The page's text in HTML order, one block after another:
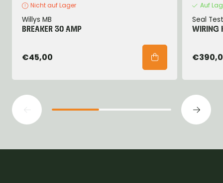
Nicht auf Lager
Willys MB
BREAKER 30 AMP
€45,00
Auf
Seal
WIRING